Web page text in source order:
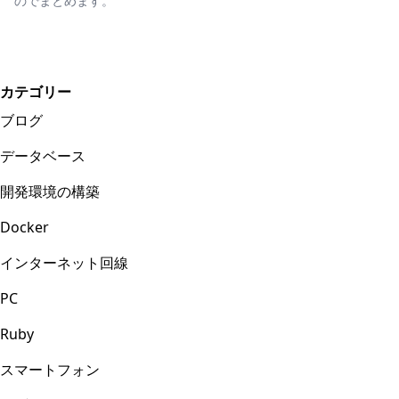
カテゴリー
ブログ
データベース
開発環境の構築
Docker
インターネット回線
PC
Ruby
スマートフォン